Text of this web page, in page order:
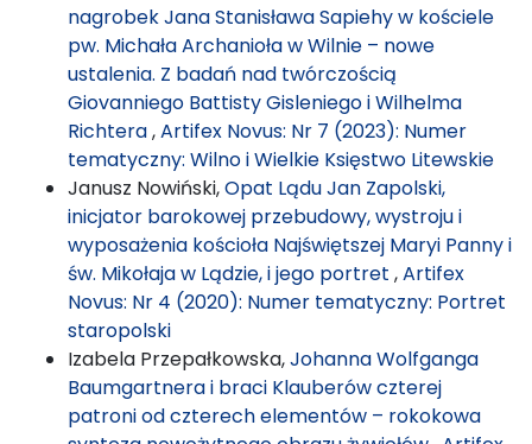
nagrobek Jana Stanisława Sapiehy w kościele
pw. Michała Archanioła w Wilnie – nowe
ustalenia. Z badań nad twórczością
Giovanniego Battisty Gisleniego i Wilhelma
Richtera,Artifex Novus: Nr 7 (2023): Numer
tematyczny: Wilno i Wielkie Księstwo Litewskie
Janusz Nowiński,Opat Lądu Jan Zapolski,
inicjator barokowej przebudowy, wystroju i
wyposażenia kościoła Najświętszej Maryi Panny i
św. Mikołaja w Lądzie, i jego portret ,Artifex
Novus: Nr 4 (2020): Numer tematyczny: Portret
staropolski
Izabela Przepałkowska,Johanna Wolfganga
Baumgartnera i braci Klauberów czterej
patroni od czterech elementów – rokokowa